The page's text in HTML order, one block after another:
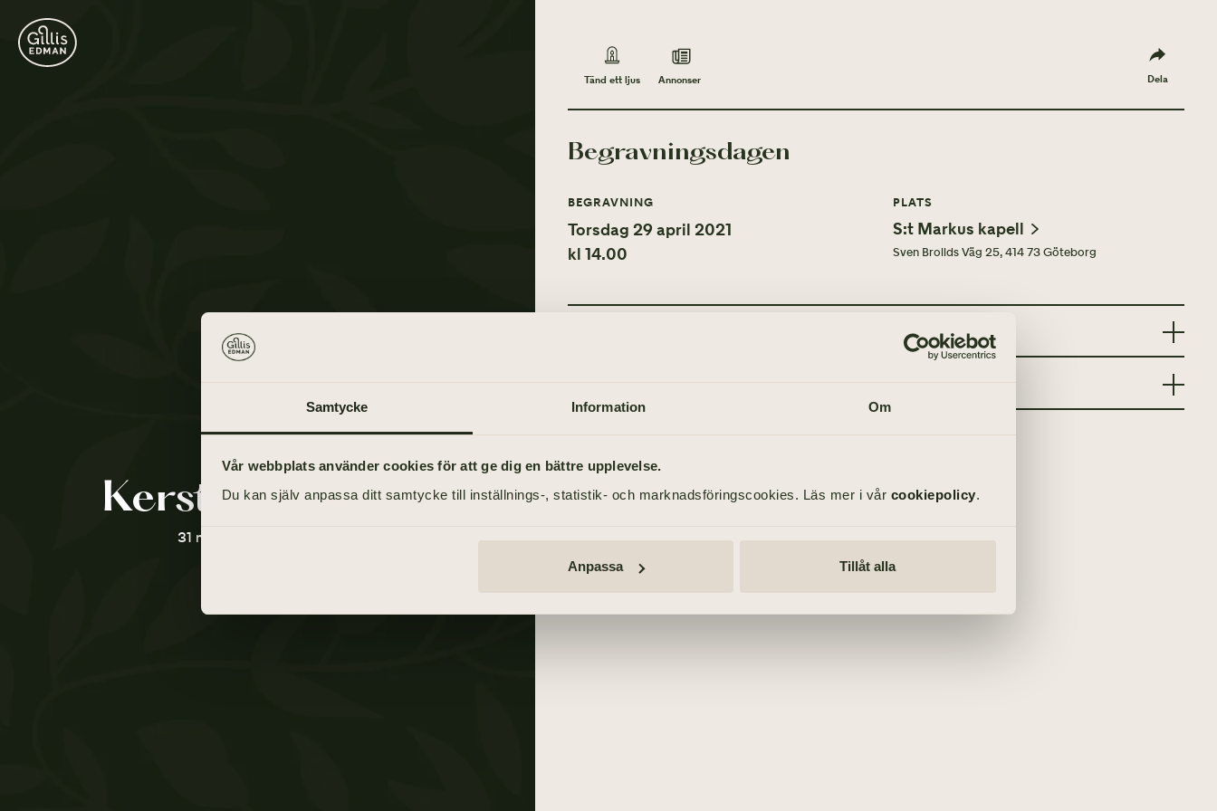
Samtycke Information Om
Vår webbplats använder cookies för att ge dig en bättre upplevelse.
Du kan själv anpassa ditt samtycke till inställnings-, statistik- och marknadsföringscookies. Läs mer i vår cookiepolicy.
Anpassa Tillåt alla
Kerstin Ramtzén
31 maj 1932 - 30 mars 2021
Tänd ett ljus Annonser Dela
Begravningsdagen
BEGRAVNING
Torsdag 29 april 2021
kl 14.00
PLATS
S:t Markus kapell
Sven Brolids Väg 25, 414 73 Göteborg
2 maj 2021